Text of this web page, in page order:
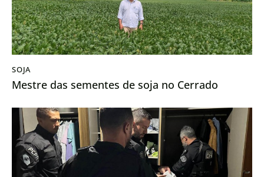
SOJA
Mestre das sementes de soja no Cerrado